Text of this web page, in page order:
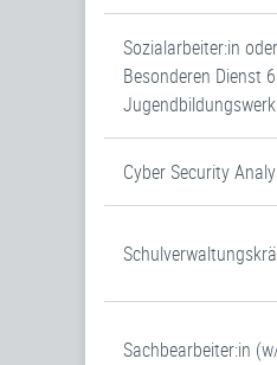
Sozialarbeiter:in
Besonderen Dienst
Jugendbildungswerk
Cyber Security
Sachbearbeiter:in